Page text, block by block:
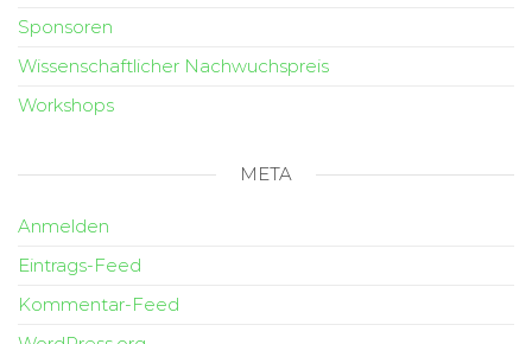
Sponsoren
Wissenschaftlicher Nachwuchspreis
Workshops
META
Anmelden
Eintrags-Feed
Kommentar-Feed